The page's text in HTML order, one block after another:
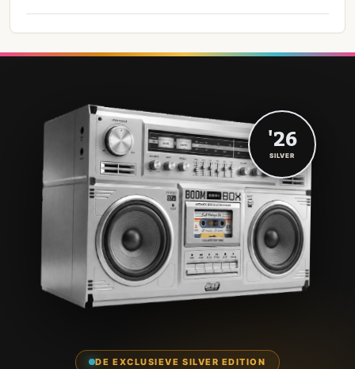
DE EXCLUSIEVE SILVER EDITION
'26
SILVER